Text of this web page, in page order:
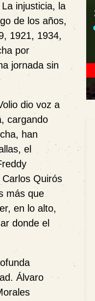
injusticia, la
de los años,
1921, 1934,
por
jornada sin
dio voz a
cargando
han
el
Quirós
más que
en lo alto,
donde el
Álvaro